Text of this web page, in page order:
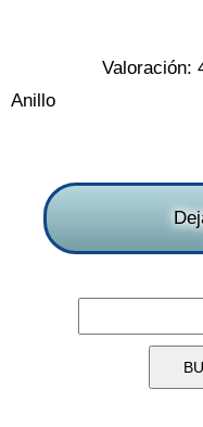
Valoración:
Anillo